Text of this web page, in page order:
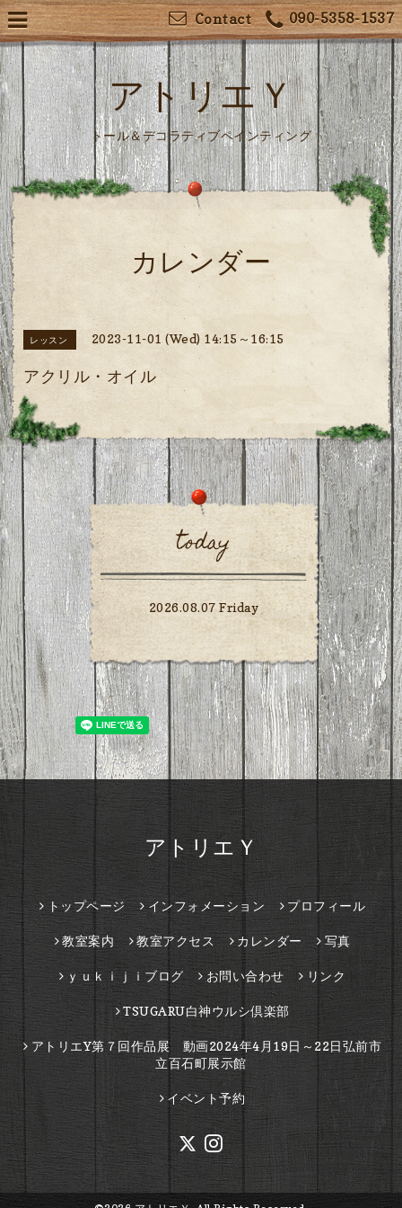
090-5358-1537
Contact
アトリエＹ
トール＆デコラティブペインティング
カレンダー
レッスン 2023-11-01 (Wed) 14:15～16:15
アクリル・オイル
today
2026.08.07 Friday
アトリエＹ
トップページ インフォメーション プロフィール
教室案内 教室アクセス カレンダー 写真
ｙｕｋｉｊｉブログ お問い合わせ リンク
TSUGARU白神ウルシ倶楽部
アトリエY第７回作品展 動画2024年4月19日～22日弘前市
立百石町展示館
イベント予約